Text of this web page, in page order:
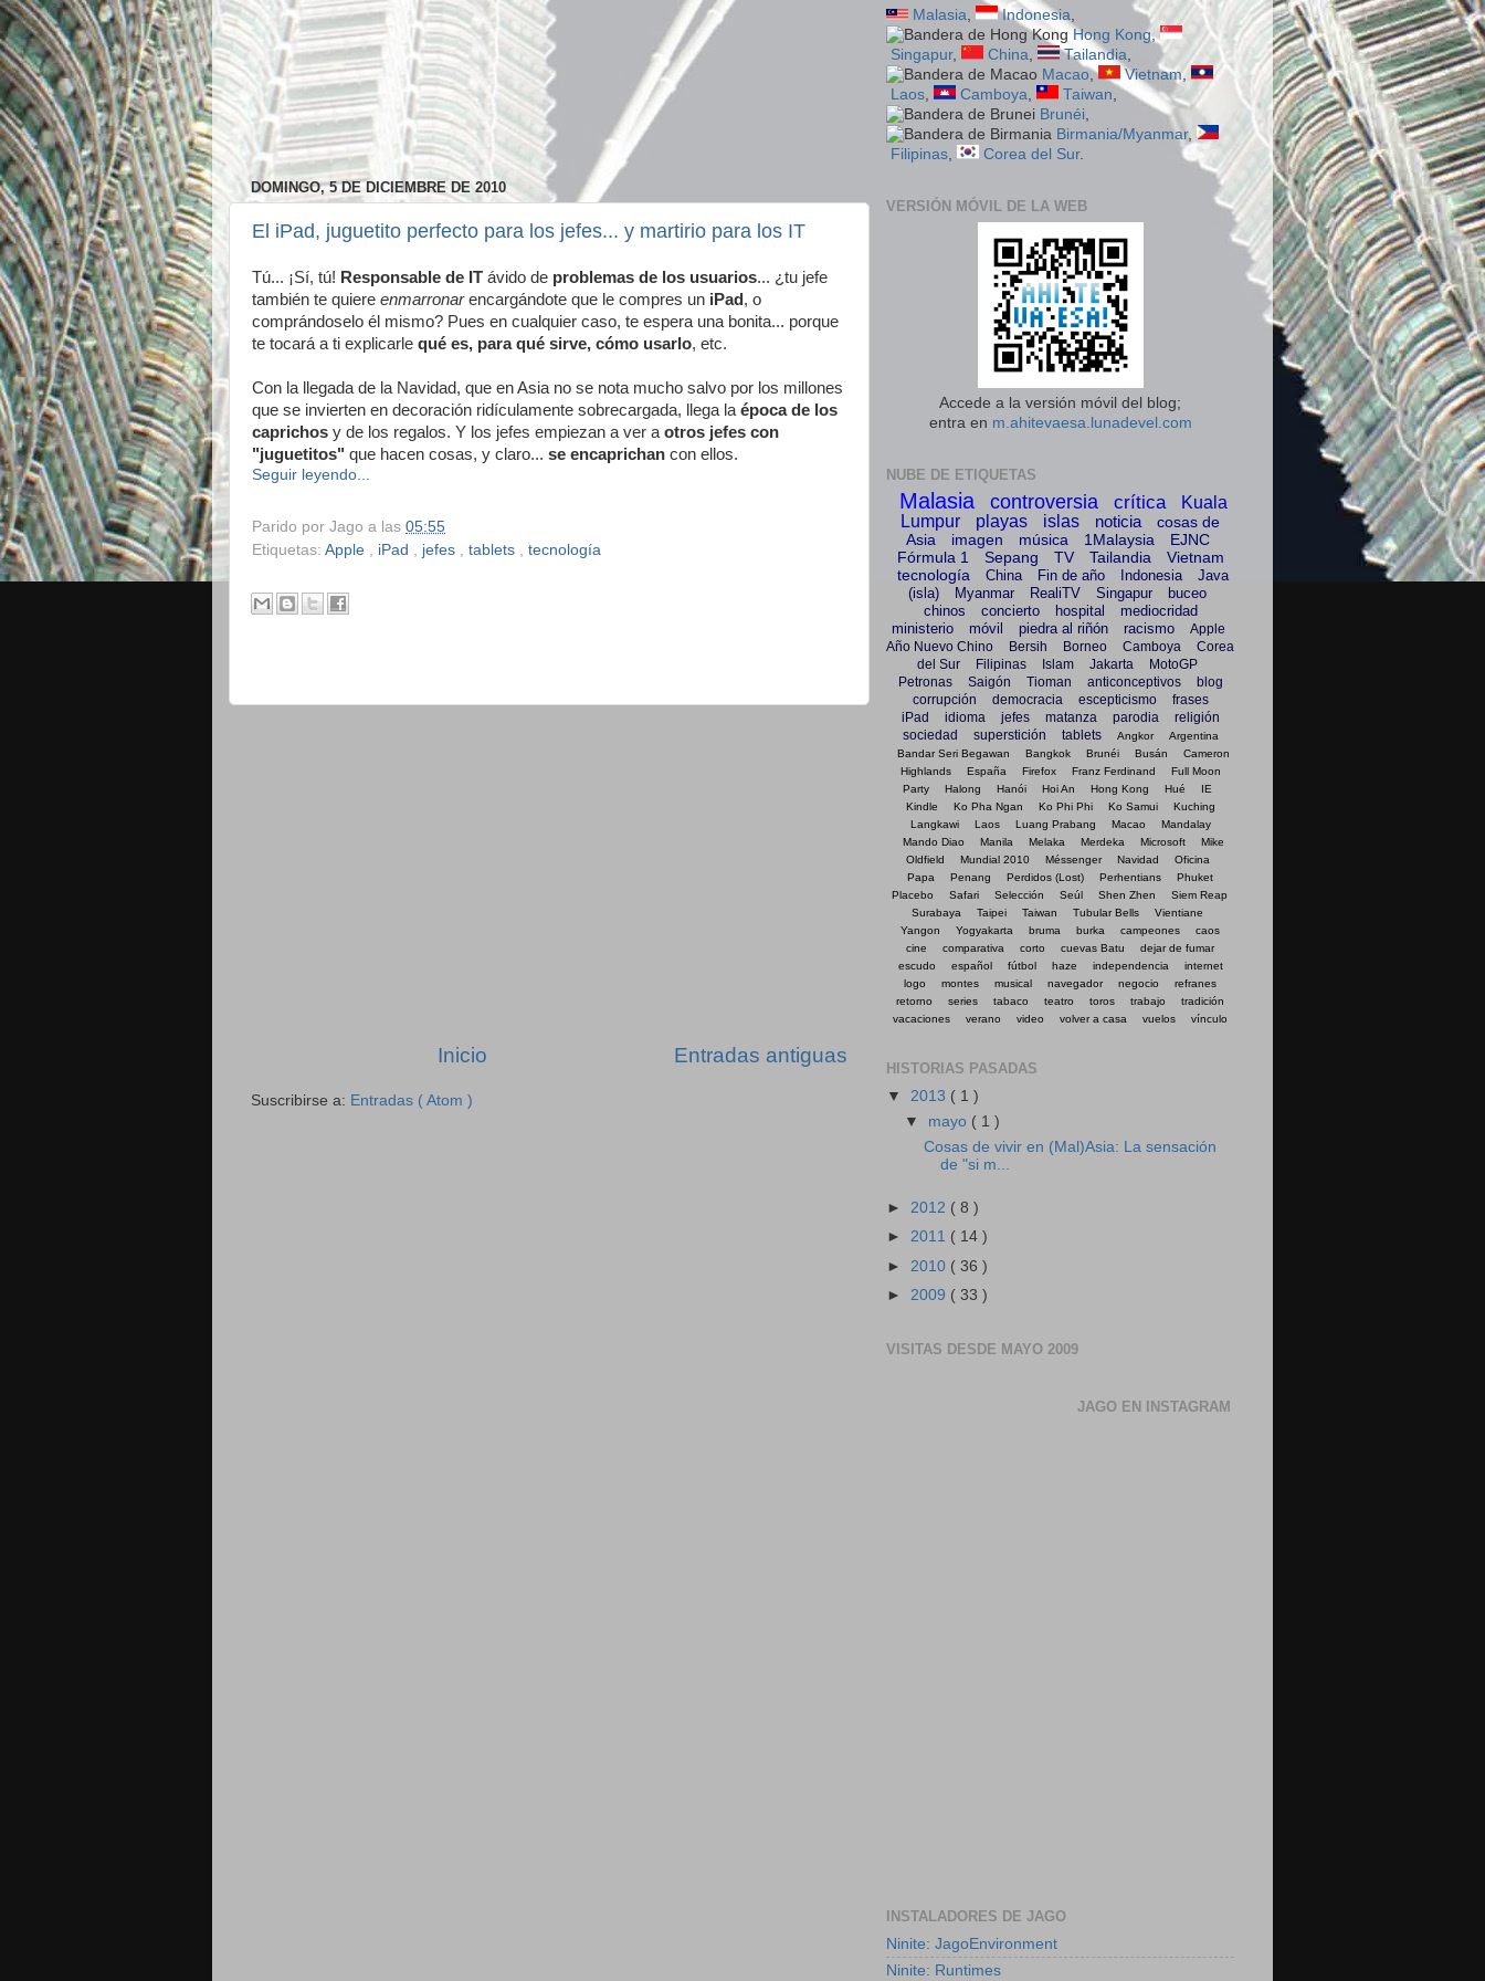
DOMINGO, 5 DE DICIEMBRE DE 2010
El iPad, juguetito perfecto para los jefes... y martirio para los IT
Tú... ¡Sí, tú! Responsable de IT ávido de problemas de los usuarios... ¿tu jefe
también te quiere enmarronarencargándote que le compres un iPad , o
comprándoselo él mismo? Pues en cualquier caso, te espera una bonita... porque
te tocará a ti explicarle qué es, para qué sirve, cómo usarlo, etc.
Con la llegada de la Navidad, que en Asia no se nota mucho salvo por los millones
que se invierten en decoración ridículamente sobrecargada, llega la época de los
caprichos y de los regalos. Y los jefes empiezan a ver a otros jefes con
"juguetitos" que hacen cosas, y claro... se encaprichan con ellos.
Seguir leyendo...
Parido por Jago a las 05:55
Etiquetas: Apple , iPad , jefes , tablets , tecnología
Entradas antiguas
Inicio
Suscribirse a: Entradas ( Atom )
Malasia, Indonesia,
Hong Kong,
Singapur, China, Tailandia,
Macao, Vietnam,
Laos, Camboya, Taiwan,
Brunéi,
Birmania/Myanmar,
Filipinas, Corea del Sur.
VERSIÓN MÓVIL DE LA WEB
Accede a la versión móvil del blog;
entra en m.ahitevaesa.lunadevel.com
NUBE DE ETIQUETAS
Malasia controversia crítica
Kuala
Lumpur
playas islas noticia
cosas de
Asia
imagen música 1Malaysia
EJNC
Fórmula 1
Sepang TV Tailandia
Vietnam
tecnología
China Fin de año Indonesia
Java
(isla)
Myanmar RealiTV Singapur
buceo
chinos
concierto hospital
mediocridad
ministerio
móvil piedra al riñón racismo
Apple
Año Nuevo Chino
Bersih Borneo Camboya
Corea
del Sur
Filipinas Islam Jakarta
MotoGP
Petronas
Saigón Tioman anticonceptivos
blog
corrupción
democracia escepticismo
frases
iPad
idioma jefes matanza parodia
religión
sociedad
superstición tablets Angkor
Argentina
Bandar Seri Begawan
Bangkok Brunéi Busán
Cameron
Highlands
España Firefox Franz Ferdinand
Full Moon
Party
Halong Hanói Hoi An Hong Kong Hué
IE
Kindle
Ko Pha Ngan Ko Phi Phi Ko Samui
Kuching
Langkawi
Laos Luang Prabang Macao
Mandalay
Mando Diao
Manila Melaka Merdeka Microsoft
Mike
Oldfield
Mundial 2010 Méssenger Navidad
Oficina
Papa
Penang Perdidos (Lost) Perhentians
Phuket
Placebo
Safari Selección Seúl Shen Zhen
Siem Reap
Surabaya
Taipei Taiwan Tubular Bells
Vientiane
Yangon
Yogyakarta bruma burka campeones
caos
cine
comparativa corto cuevas Batu
dejar de fumar
escudo
español fútbol haze independencia
internet
logo
montes musical navegador negocio
refranes
retorno
series tabaco teatro toros trabajo
tradición
vacaciones
verano video volver a casa vuelos vínculo
HISTORIAS PASADAS
▼ 2013 ( 1 )
▼ mayo ( 1 )
Cosas de vivir en (Mal)Asia: La sensación
de "si m...
► 2012 ( 8 )
► 2011 ( 14 )
► 2010 ( 36 )
► 2009 ( 33 )
VISITAS DESDE MAYO 2009
JAGO EN INSTAGRAM
INSTALADORES DE JAGO
Ninite: JagoEnvironment
Ninite: Runtimes